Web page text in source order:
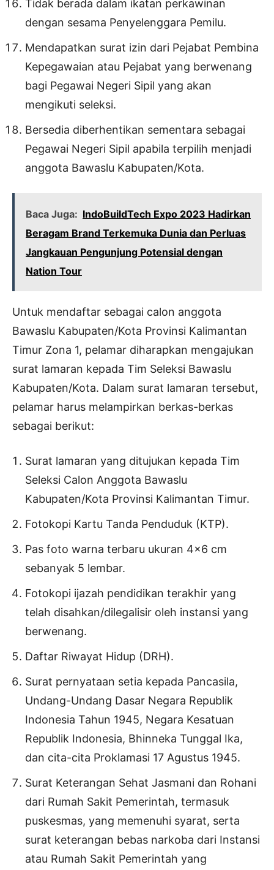
Tidak berada dalam ikatan perkawinan
dengan sesama Penyelenggara Pemilu.
Mendapatkan surat izin dari Pejabat Pembina
Kepegawaian atau Pejabat yang berwenang
bagi Pegawai Negeri Sipil yang akan
mengikuti seleksi.
Bersedia diberhentikan sementara sebagai
Pegawai Negeri Sipil apabila terpilih menjadi
anggota Bawaslu Kabupaten/Kota.
Baca Juga: IndoBuildTech Expo 2023 Hadirkan
Beragam Brand Terkemuka Dunia dan Perluas
Jangkauan Pengunjung Potensial dengan
Nation Tour
Untuk mendaftar sebagai calon anggota
Bawaslu Kabupaten/Kota Provinsi Kalimantan
Timur Zona 1, pelamar diharapkan mengajukan
surat lamaran kepada Tim Seleksi Bawaslu
Kabupaten/Kota. Dalam surat lamaran tersebut,
pelamar harus melampirkan berkas-berkas
sebagai berikut:
Surat lamaran yang ditujukan kepada Tim
Seleksi Calon Anggota Bawaslu
Kabupaten/Kota Provinsi Kalimantan Timur.
Fotokopi Kartu Tanda Penduduk (KTP).
Pas foto warna terbaru ukuran 4×6 cm
sebanyak 5 lembar.
Fotokopi ijazah pendidikan terakhir yang
telah disahkan/dilegalisir oleh instansi yang
berwenang.
Daftar Riwayat Hidup (DRH).
Surat pernyataan setia kepada Pancasila,
Undang-Undang Dasar Negara Republik
Indonesia Tahun 1945, Negara Kesatuan
Republik Indonesia, Bhinneka Tunggal Ika,
dan cita-cita Proklamasi 17 Agustus 1945.
Surat Keterangan Sehat Jasmani dan Rohani
dari Rumah Sakit Pemerintah, termasuk
puskesmas, yang memenuhi syarat, serta
surat keterangan bebas narkoba dari Instansi
atau Rumah Sakit Pemerintah yang